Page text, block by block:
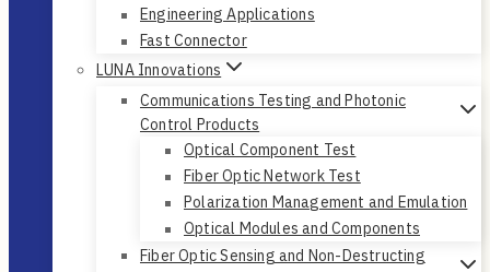
Engineering Applications
Fast Connector
LUNA Innovations
Communications Testing and Photonic
Control Products
Optical Component Test
Fiber Optic Network Test
Polarization Management and Emulation
Optical Modules and Components
Fiber Optic Sensing and Non-Destructing